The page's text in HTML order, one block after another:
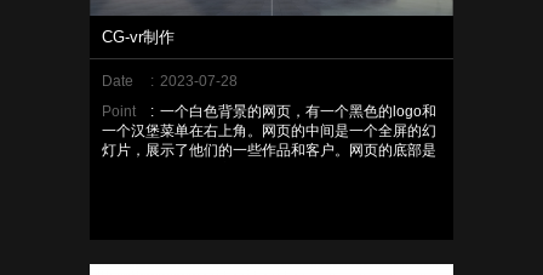
CG-vr制作
Date : 2023-07-28
Point
: 一个白色背景的网页，有一个黑色的logo和
一个汉堡菜单在右上角。网页的中间是一个全屏的幻
灯片，展示了他们的一些作品和客户。网页的底部是